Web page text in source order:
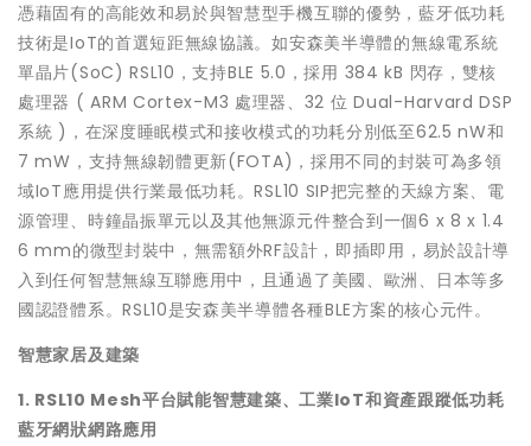
憑藉固有的高能效和易於與智慧型手機互聯的優勢，藍牙低功耗
技術是IoT的首選短距無線協議。如安森美半導體的無線電系統
單晶片(SoC) RSL10，支持BLE 5.0，採用 384 kB 閃存，雙核
處理器 ( ARM Cortex-M3 處理器、32 位 Dual-Harvard DSP
系統 )，在深度睡眠模式和接收模式的功耗分別低至62.5 nW和
7 mW，支持無線韌體更新(FOTA)，採用不同的封裝可為多領
域IoT應用提供行業最低功耗。RSL10 SIP把完整的天線方案、電
源管理、時鐘晶振單元以及其他無源元件整合到一個6 x 8 x 1.4
6 mm的微型封裝中，無需額外RF設計，即插即用，易於設計導
入到任何智慧無線互聯應用中，且通過了美國、歐洲、日本等多
國認證體系。RSL10是安森美半導體各種BLE方案的核心元件。
智慧家居及建築
1. RSL10 Mesh平台賦能智慧建築、工業IoT和資產跟蹤低功耗
藍牙網狀網路應用